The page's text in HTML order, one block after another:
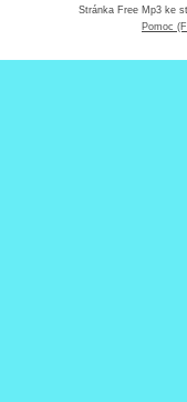
Stránka Free Mp3 ke
Pomoc